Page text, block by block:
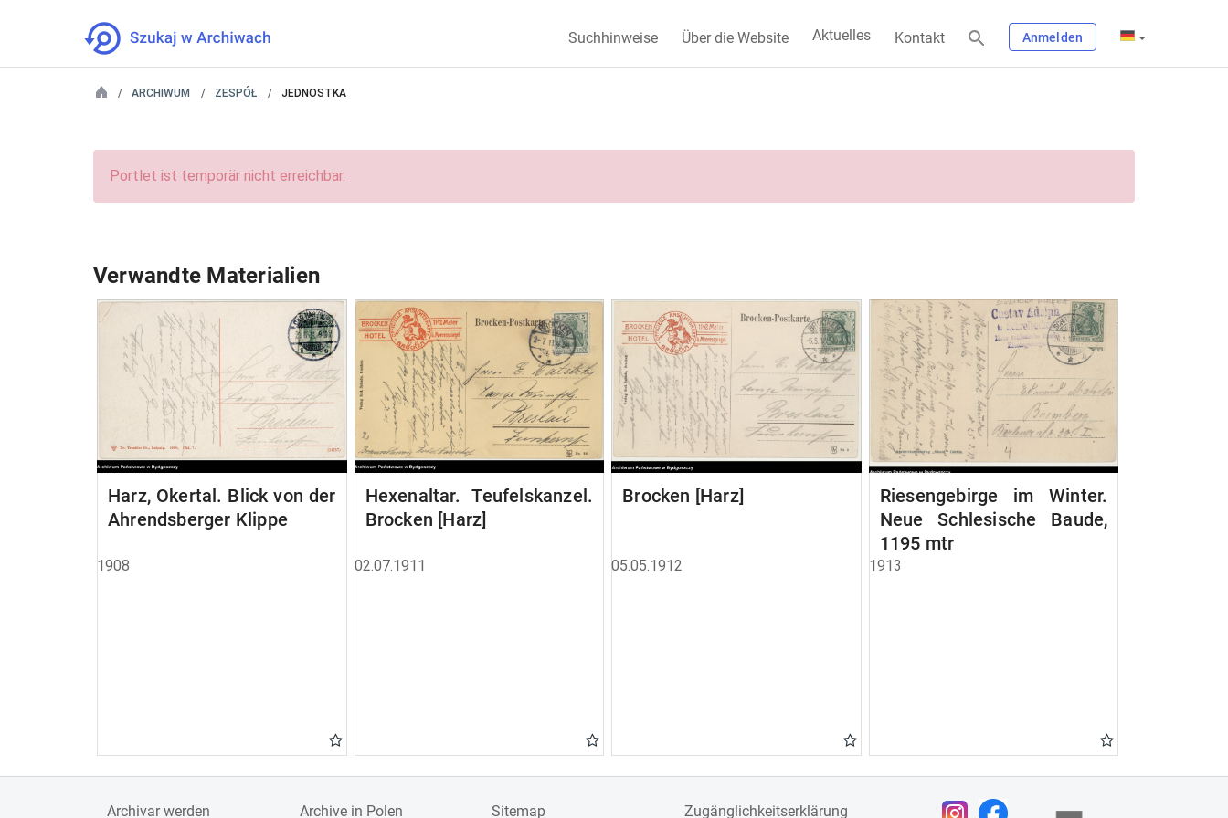
Suchhinweise Über die Website Aktuelles Kontakt Anmelden
ARCHIWUM ZESPÓŁ JEDNOSTKA
Portlet ist temporär nicht erreichbar.
Verwandte Materialien
Harz, Okertal. Blick von der
Ahrendsberger Klippe
1908
Hexenaltar. Teufelskanzel.
Brocken [Harz]
02.07.1911
Brocken [Harz]
05.05.1912
Riesengebirge im Winter.
Neue Schlesische Baude,
1195 mtr
1913
Archivar werden Archive in Polen Sitemap Zugänglichkeitserklärung